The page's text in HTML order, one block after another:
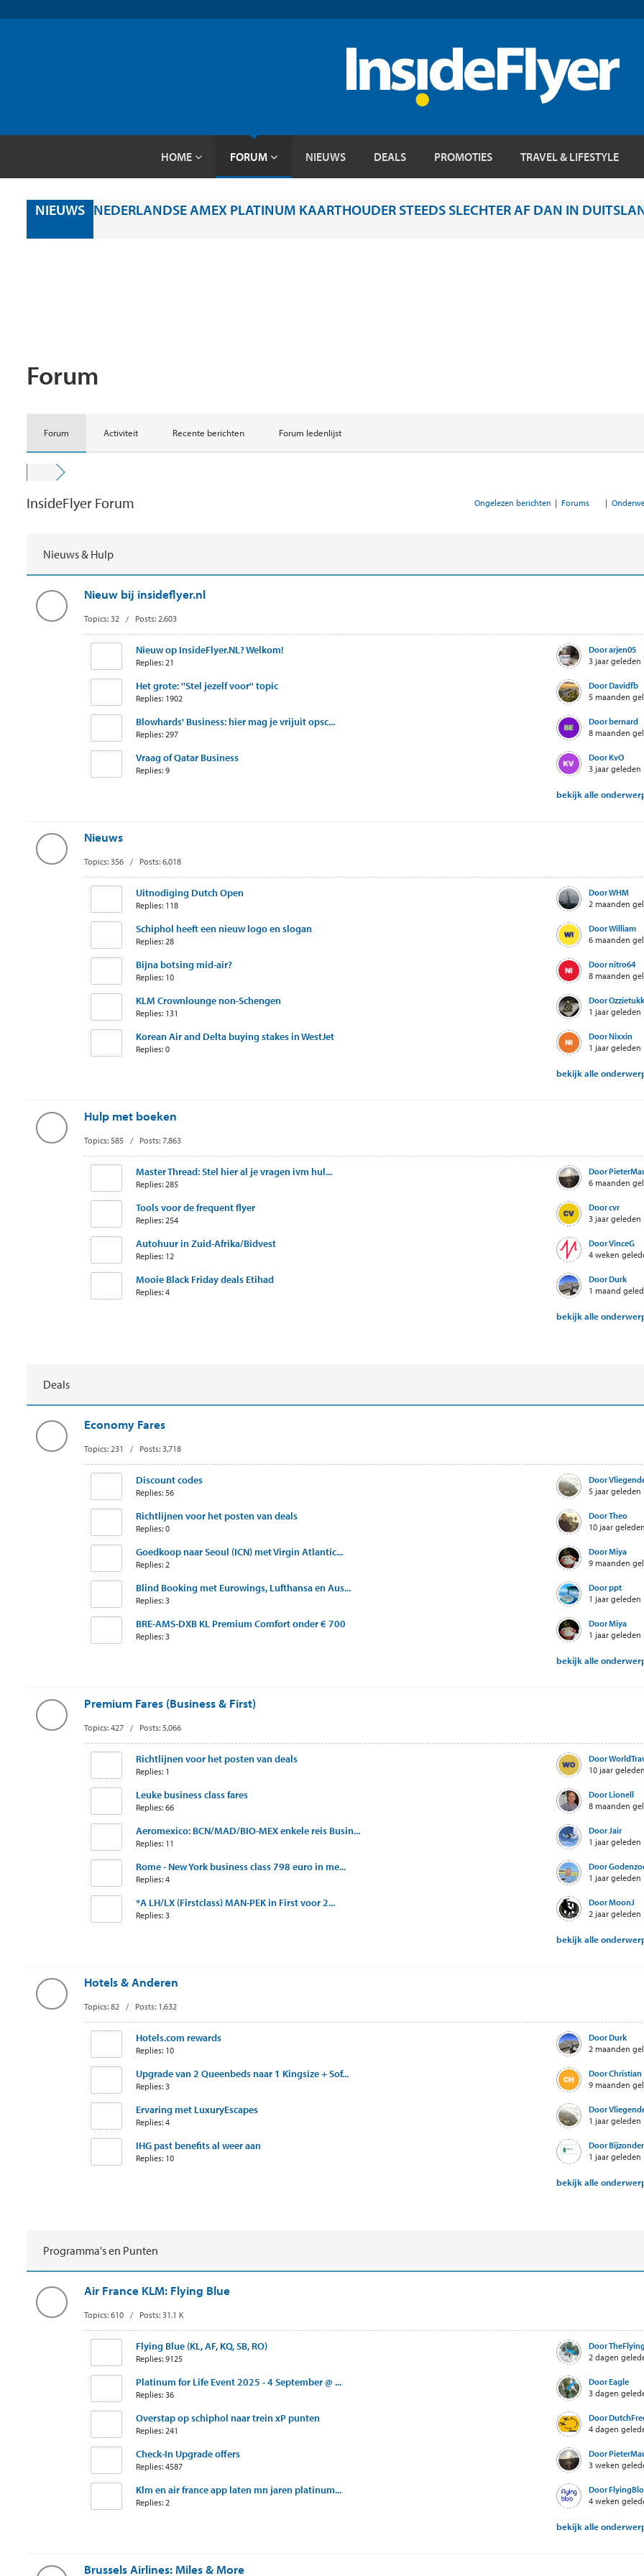
HOME FORUM NIEUWS DEALS PROMOTIES TRAVEL & LIFESTYLE
NIEUWS NEDERLANDSE AMEX PLATINUM KAARTHOUDER STEEDS SLECHTER AF DAN IN
Forum
Forum Activiteit Recente berichten Forum ledenlijst
InsideFlyer Forum Ongelezen berichten | Forums |
Nieuws & Hulp
Nieuw bij insideflyer.nl
Topics: 32 / Posts: 2,603
Nieuw op InsideFlyer.NL? Welkom!
Replies: 21
Door arjen05
3 jaar geleden
Het grote: ''Stel jezelf voor'' topic
Replies: 1902
Door Davidfb
5 maanden
Blowhards' Business: hier mag je vrijuit opsc...
Replies: 297
Door bernard
8 maanden
Vraag of Qatar Business
Replies: 9
Door KvO
3 jaar geleden
bekijk alle
Nieuws
Topics: 356 / Posts: 6,018
Uitnodiging Dutch Open
Replies: 118
Door WHM
2 maanden
Schiphol heeft een nieuw logo en slogan
Replies: 28
Door William
6 maanden
Bijna botsing mid-air?
Replies: 10
Door nitro64
8 maanden
KLM Crownlounge non-Schengen
Replies: 131
Door
1 jaar geleden
Korean Air and Delta buying stakes in WestJet
Replies: 0
Door Nixxin
1 jaar geleden
bekijk alle
Hulp met boeken
Topics: 585 / Posts: 7,863
Master Thread: Stel hier al je vragen ivm hul...
Replies: 285
Door
6 maanden
Tools voor de frequent flyer
Replies: 254
Door cvr
3 jaar geleden
Autohuur in Zuid-Afrika/Bidvest
Replies: 12
Door VinceG
4 weken
Mooie Black Friday deals Etihad
Replies: 4
Door Durk
1 maand
bekijk alle
Deals
Economy Fares
Topics: 231 / Posts: 3,718
Discount codes
Replies: 56
Door
5 jaar geleden
Richtlijnen voor het posten van deals
Replies: 0
Door Theo
10 jaar geleden
Goedkoop naar Seoul (ICN) met Virgin Atlantic...
Replies: 2
Door Miya
9 maanden
Blind Booking met Eurowings, Lufthansa en Aus...
Replies: 3
Door ppt
1 jaar geleden
BRE-AMS-DXB KL Premium Comfort onder € 700
Replies: 3
Door Miya
1 jaar geleden
bekijk alle
Premium Fares (Business & First)
Topics: 427 / Posts: 5,066
Richtlijnen voor het posten van deals
Replies: 1
Door
10 jaar geleden
Leuke business class fares
Replies: 66
Door Lionell
8 maanden
Aeromexico: BCN/MAD/BIO-MEX enkele reis Busin...
Replies: 11
Door Jair
1 jaar geleden
Rome - New York business class 798 euro in me...
Replies: 4
Door
1 jaar geleden
*A LH/LX (Firstclass) MAN-PEK in First voor 2...
Replies: 3
Door MoonJ
2 jaar geleden
bekijk alle
Hotels & Anderen
Topics: 82 / Posts: 1,632
Hotels.com rewards
Replies: 10
Door Durk
2 maanden
Upgrade van 2 Queenbeds naar 1 Kingsize + Sof...
Replies: 3
Door Christian
9 maanden
Ervaring met LuxuryEscapes
Replies: 4
Door
1 jaar geleden
IHG past benefits al weer aan
Replies: 10
Door
1 jaar geleden
bekijk alle
Programma's en Punten
Air France KLM: Flying Blue
Topics: 610 / Posts: 31.1 K
Flying Blue (KL, AF, KQ, SB, RO)
Replies: 9125
Door
2 dagen
Platinum for Life Event 2025 - 4 September @ ...
Replies: 36
Door Eagle
3 dagen
Overstap op schiphol naar trein xP punten
Replies: 241
Door
4 dagen
Check-In Upgrade offers
Replies: 4587
Door
3 weken
Klm en air france app laten mn jaren platinum...
Replies: 2
Door
4 weken
bekijk alle
Brussels Airlines: Miles & More